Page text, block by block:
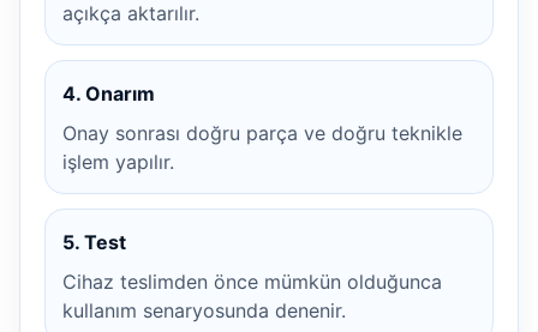
açıkça aktarılır.
4. Onarım
Onay sonrası doğru parça ve doğru teknikle
işlem yapılır.
5. Test
Cihaz teslimden önce mümkün olduğunca
kullanım senaryosunda denenir.